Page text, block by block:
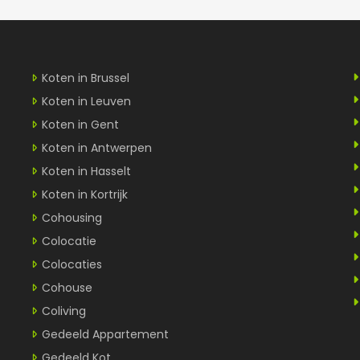
Koten in Brussel
Koten in Leuven
Koten in Gent
Koten in Antwerpen
Koten in Hasselt
Koten in Kortrijk
Cohousing
Colocatie
Colocaties
Cohouse
Coliving
Gedeeld Appartement